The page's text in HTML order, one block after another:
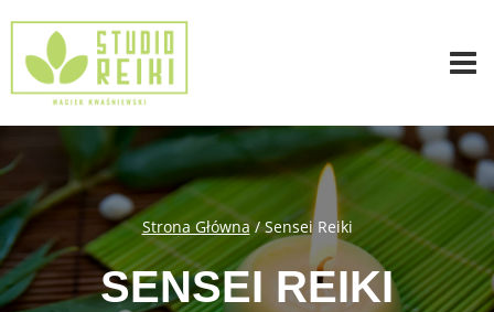
treści
Strona Główna / Sensei Reiki
SENSEI REIKI